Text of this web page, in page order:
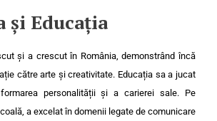
și Educația
și a crescut în România, demonstrând încă
către arte și creativitate. Educația sa a jucat
personalității și a carierei sale. Pe
a excelat în domenii legate de comunicare